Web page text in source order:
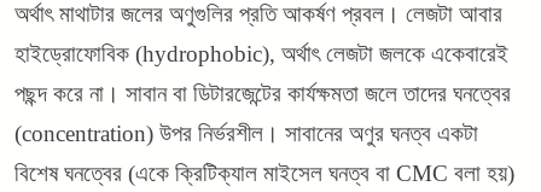
অর্থাৎ মাথাটার জলের অণুগুলির প্রতি আকর্ষণ প্রবল। লেজটা আবার
হাইড্রোফোবিক (hydrophobic), অর্থাৎ লেজটা জলকে একেবারেই
পছন্দ করে না। সাবান বা ডিটারজেন্টের কার্যক্ষমতা জলে তাদের ঘনত্বের
(concentration) উপর নির্ভরশীল। সাবানের অণুর ঘনত্ব একটা
বিশেষ ঘনত্বের (একে ক্রিটিক্যাল মাইসেল ঘনত্ব বা CMC বলা হয়)